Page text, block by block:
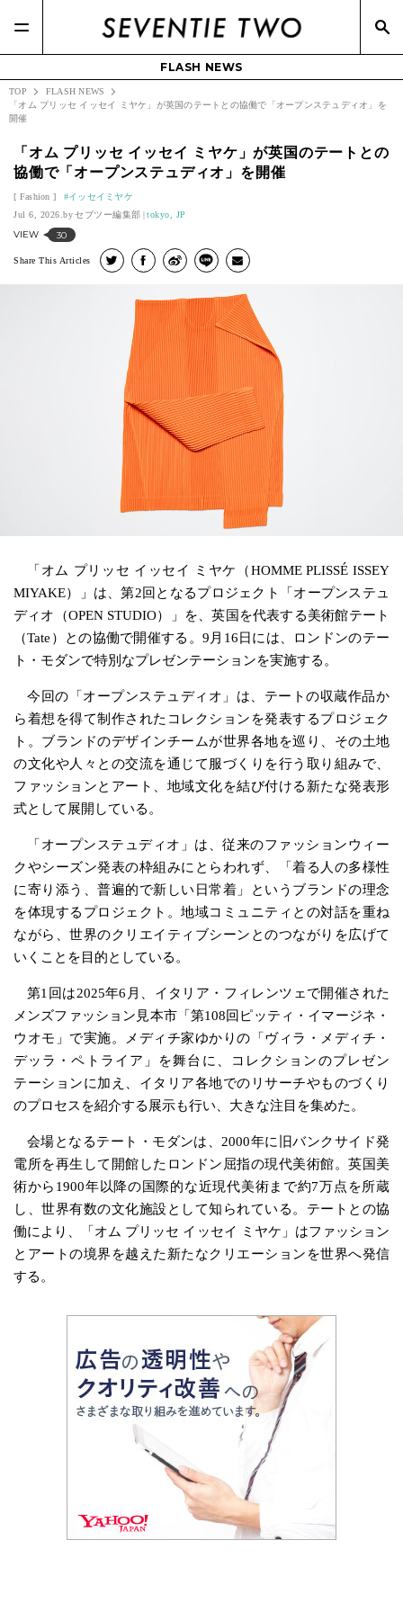
FLASH NEWS
TOP
FLASH NEWS
「オム プリッセ イッセイ ミヤケ」が英国のテートとの協働で「オープンステュディオ」を
開催
「オム プリッセ イッセイ ミヤケ」が英国のテートとの
協働で「オープンステュディオ」を開催
Fashion
イッセイミヤケ
Jul 6, 2026.
セブツー編集部 tokyo, JP
VIEW 30
Share This Articles
「オム プリッセ イッセイ ミヤケ（HOMME PLISSÉ ISSEY
MIYAKE）」は、第2回となるプロジェクト「オープンステュ
ディオ（OPEN STUDIO）」を、英国を代表する美術館テート
（Tate）との協働で開催する。9月16日には、ロンドンのテー
ト・モダンで特別なプレゼンテーションを実施する。
今回の「オープンステュディオ」は、テートの収蔵作品か
ら着想を得て制作されたコレクションを発表するプロジェク
ト。ブランドのデザインチームが世界各地を巡り、その土地
の文化や人々との交流を通じて服づくりを行う取り組みで、
ファッションとアート、地域文化を結び付ける新たな発表形
式として展開している。
「オープンステュディオ」は、従来のファッションウィー
クやシーズン発表の枠組みにとらわれず、「着る人の多様性
に寄り添う、普遍的で新しい日常着」というブランドの理念
を体現するプロジェクト。地域コミュニティとの対話を重ね
ながら、世界のクリエイティブシーンとのつながりを広げて
いくことを目的としている。
第1回は2025年6月、イタリア・フィレンツェで開催された
メンズファッション見本市「第108回ピッティ・イマージネ・
ウオモ」で実施。メディチ家ゆかりの「ヴィラ・メディチ・
デッラ・ペトライア」を舞台に、コレクションのプレゼン
テーションに加え、イタリア各地でのリサーチやものづくり
のプロセスを紹介する展示も行い、大きな注目を集めた。
会場となるテート・モダンは、2000年に旧バンクサイド発
電所を再生して開館したロンドン屈指の現代美術館。英国美
術から1900年以降の国際的な近現代美術まで約7万点を所蔵
し、世界有数の文化施設として知られている。テートとの協
働により、「オム プリッセ イッセイ ミヤケ」はファッション
とアートの境界を越えた新たなクリエーションを世界へ発信
する。